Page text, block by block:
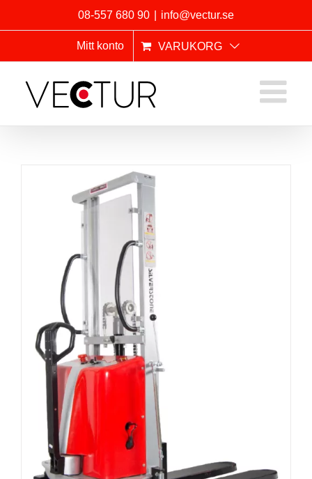
innehållet
08-557 680 90 info@vectur.se
Mitt konto VARUKORG